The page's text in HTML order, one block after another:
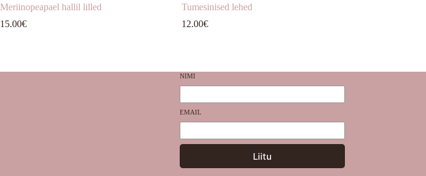
Meriinopeapael hallil lilled
15.00€
Tumesinised lehed
12.00€
NIMI
EMAIL
Liitu